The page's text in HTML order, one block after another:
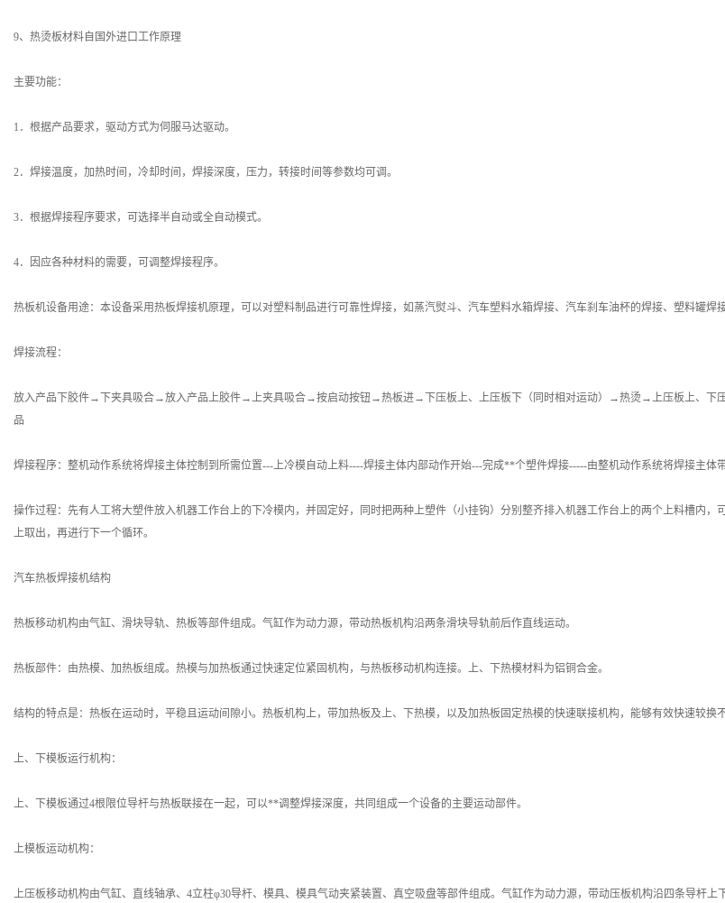
9、热烫板材料自国外进口工作原理
主要功能：
1．根据产品要求，驱动方式为伺服马达驱动。
2．焊接温度，加热时间，冷却时间，焊接深度，压力，转接时间等参数均可调。
3．根据焊接程序要求，可选择半自动或全自动模式。
4．因应各种材料的需要，可调整焊接程序。
热板机设备用途：本设备采用热板焊接机原理，可以对塑料制品进行可靠性焊接，如蒸汽熨斗、汽车塑料水箱焊接、汽车刹车油杯的焊接、塑料罐焊
焊接流程：
放入产品下胶件→下夹具吸合→放入产品上胶件→上夹具吸合→按启动按钮→热板进→下压板上、上压板下（同时相对运动）→热烫→上压板上、
品
焊接程序：整机动作系统将焊接主体控制到所需位置---上冷模自动上料----焊接主体内部动作开始---完成**个塑件焊接-----由整机动作系统将焊接主体
操作过程：先有人工将大塑件放入机器工作台上的下冷模内，并固定好，同时把两种上塑件（小挂钩）分别整齐排入机器工作台上的两个上料槽内
上取出，再进行下一个循环。
汽车热板焊接机结构
热板移动机构由气缸、滑块导轨、热板等部件组成。气缸作为动力源，带动热板机构沿两条滑块导轨前后作直线运动。
热板部件：由热模、加热板组成。热模与加热板通过快速定位紧固机构，与热板移动机构连接。上、下热模材料为铝铜合金。
结构的特点是：热板在运动时，平稳且运动间隙小。热板机构上，带加热板及上、下热模，以及加热板固定热模的快速联接机构，能够有效快速较换
上、下模板运行机构：
上、下模板通过4根限位导杆与热板联接在一起，可以**调整焊接深度，共同组成一个设备的主要运动部件。
上模板运动机构：
上压板移动机构由气缸、直线轴承、4立柱φ30导杆、模具、模具气动夹紧装置、真空吸盘等部件组成。气缸作为动力源，带动压板机构沿四条导杆